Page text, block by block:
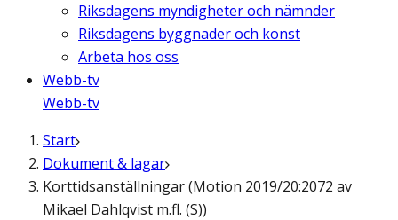
Riksdagens myndigheter och nämnder
Riksdagens byggnader och konst
Arbeta hos oss
Webb-tv
Webb-tv
Start
Dokument & lagar
Korttidsanställningar (Motion 2019/20:2072 av
Mikael Dahlqvist m.fl. (S))